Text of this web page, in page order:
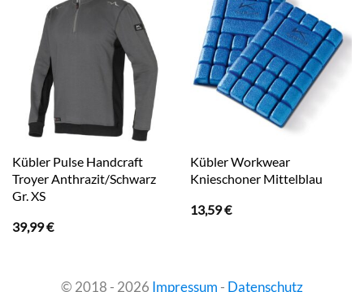
Kübler Pulse Handcraft
Troyer Anthrazit/Schwarz
Gr. XS
39,99€
Kübler Workwear
Knieschoner Mittelblau
13,59€
© 2018 - 2026 Impressum - Datenschutz